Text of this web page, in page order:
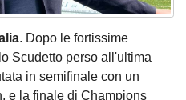
. Dopo le fortissime
Scudetto perso all'ultima
in semifinale con un
e la finale di Champions